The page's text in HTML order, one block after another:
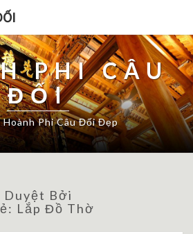
PHI CÂU
ĐỐI
Hoành Phi Câu Đối Đẹp
Duyệt Bởi
Lắp Đồ Thờ